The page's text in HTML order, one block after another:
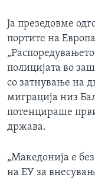
Ја презедовме
портите на
полицијата во
со затнување на
миграција низ
потенцираше
држава.
„Македонија е
на ЕУ за